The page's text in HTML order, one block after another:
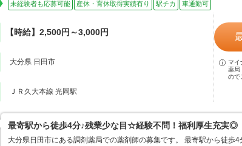
未経験者も応募可能 産休・育休取得実績有り 駅チカ 車通勤可
【時給】2,500円～3,000円
大分県 日田市
ＪＲ久大本線 光岡駅
マイ
薬局
ので
最寄駅から徒歩4分♪残業少な目☆経験不問！福利厚生充実◎
大分県日田市にある調剤薬局での薬剤師の募集です。 最寄駅から徒歩